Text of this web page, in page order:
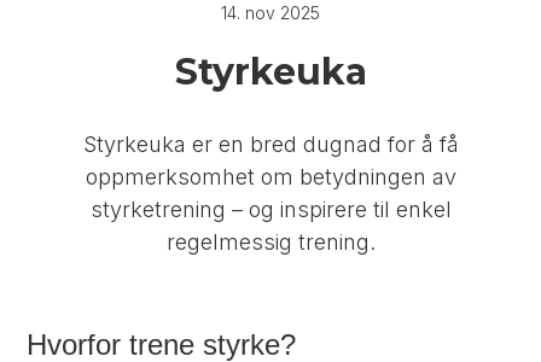
14. nov 2025
Styrkeuka
Styrkeuka er en bred dugnad for å få
oppmerksomhet om betydningen av
styrketrening – og inspirere til enkel
regelmessig trening.
Hvorfor trene styrke?